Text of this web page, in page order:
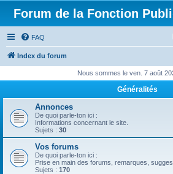
Forum de la Fonction
FAQ
Index du forum
Nous sommes le ven. 7 août
Généralités
Annonces
De quoi parle-ton ici :
Informations concernant le site.
Sujets : 30
Vos forums
De quoi parle-ton ici :
Prise en main des forums, remarques,
Sujets : 170